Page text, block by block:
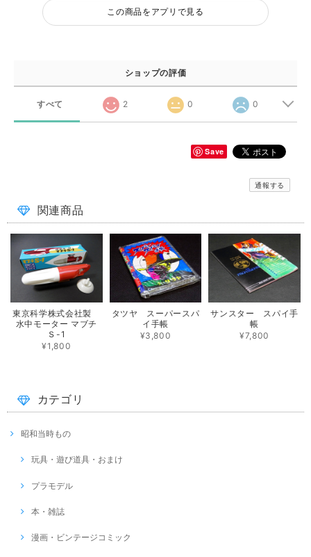
この商品をアプリで見る
ショップの評価
すべて 2 0 0
Save
通報する
関連商品
東京科学株式会社製
水中モーター マブチ
Ｓ-1
¥1,800
タツヤ スーパースパ
イ手帳
¥3,800
サンスター スパイ手
帳
¥7,800
カテゴリ
昭和当時もの
玩具・遊び道具・おまけ
プラモデル
本・雑誌
漫画・ビンテージコミック